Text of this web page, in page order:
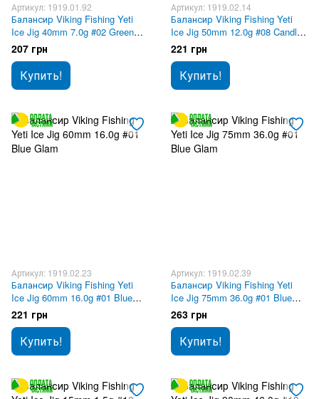
Артикул: 1919.01.92
Балансир Viking Fishing Yeti
Ice Jig 40mm 7.0g #02 Green
Glam
207 грн
Купить!
Артикул: 1919.02.14
Балансир Viking Fishing Yeti
Ice Jig 50mm 12.0g #08 Candle
Flame
221 грн
Купить!
Артикул: 1919.02.23
Балансир Viking Fishing Yeti
Ice Jig 60mm 16.0g #01 Blue
Glam
221 грн
Купить!
Артикул: 1919.02.39
Балансир Viking Fishing Yeti
Ice Jig 75mm 36.0g #01 Blue
Glam
263 грн
Купить!